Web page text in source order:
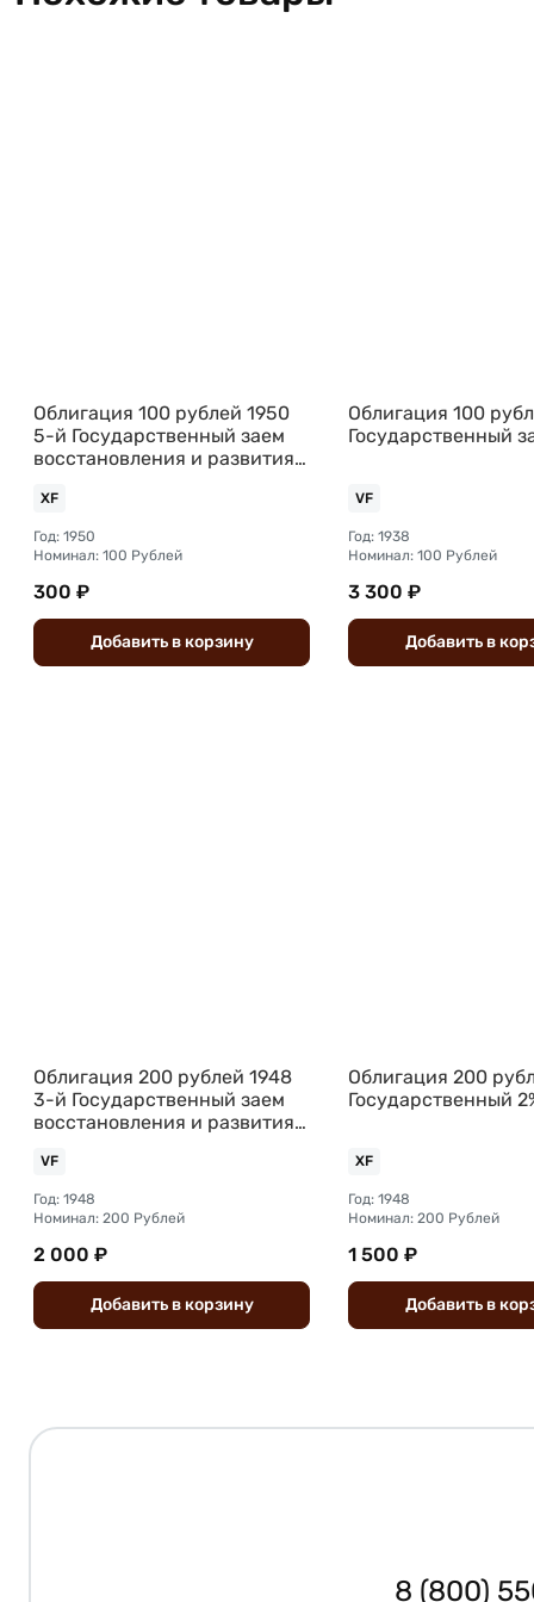
Облигация 100 рублей 1950
5-й Государственный заем
восстановления и развития
XF
Год: 1950
Номинал: 100 Рублей
300 ₽
Добавить вкорзину
Облигация 100
Государственный
VF
Год: 1938
Номинал: 100 Рублей
3 300 ₽
Добавить в
Облигация 200 рублей 1948
3-й Государственный заем
восстановления и развития
VF
Год: 1948
Номинал: 200 Рублей
2 000 ₽
Добавить вкорзину
Облигация 200
Государственный
XF
Год: 1948
Номинал: 200 Рублей
1 500 ₽
Добавить в
8 (800)